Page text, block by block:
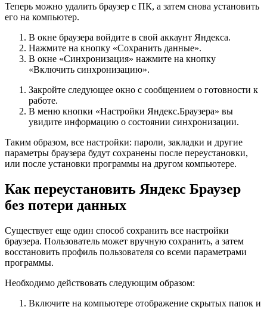
Теперь можно удалить браузер с ПК, а затем снова установить
его на компьютер.
В окне браузера войдите в свой аккаунт Яндекса.
Нажмите на кнопку «Сохранить данные».
В окне «Синхронизация» нажмите на кнопку
«Включить синхронизацию».
Закройте следующее окно с сообщением о готовности к
работе.
В меню кнопки «Настройки Яндекс.Браузера» вы
увидите информацию о состоянии синхронизации.
Таким образом, все настройки: пароли, закладки и другие
параметры браузера будут сохранены после переустановки,
или после установки программы на другом компьютере.
Как переустановить Яндекс Браузер
без потери данных
Существует еще один способ сохранить все настройки
браузера. Пользователь может вручную сохранить, а затем
восстановить профиль пользователя со всеми параметрами
программы.
Необходимо действовать следующим образом:
Включите на компьютере отображение скрытых папок и